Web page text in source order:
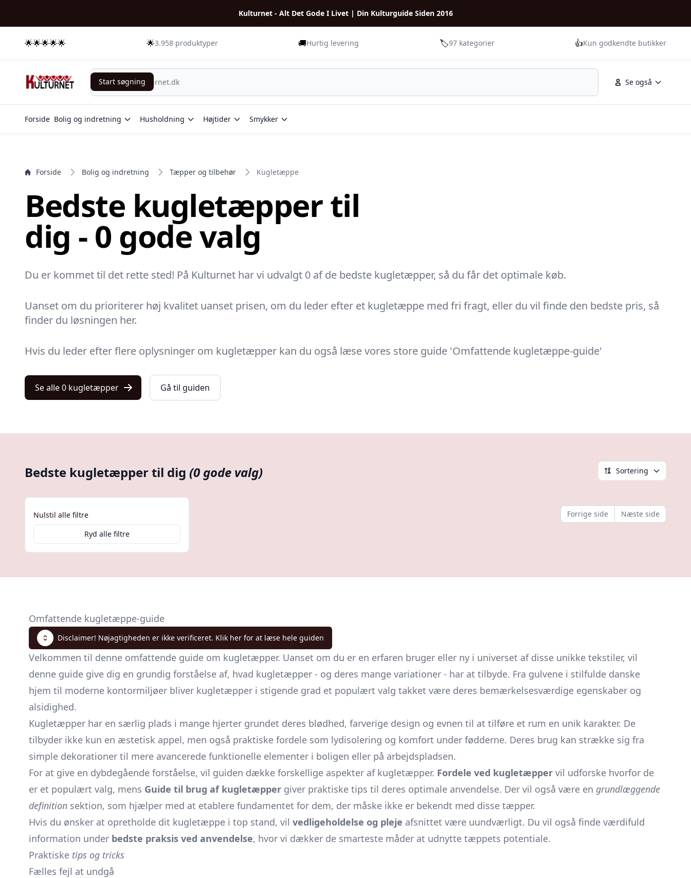
Kulturnet - Alt Det Gode I Livet | Din Kulturguide Siden 2016
🌟🌟🌟🌟🌟 🌟3.958 produktyper 🚚Hurtig levering 🏷️97 kategorier 👍Kun godkendte butikker
Se også
Start søgning
Start søgning
Forside Bolig og indretning Husholdning Højtider Smykker
Forside Bolig og indretning Tæpper og tilbehør Kugletæppe
Bedste kugletæpper til
dig - 0 gode valg
Du er kommet til det rette sted! På Kulturnet har vi udvalgt 0 af de bedste kugletæpper, så du får det optimale køb.
Uanset om du prioriterer høj kvalitet uanset prisen, om du leder efter et kugletæppe med fri fragt, eller du vil finde den bedste pris, så
finder du løsningen her.
Hvis du leder efter flere oplysninger om kugletæpper kan du også læse vores store guide 'Omfattende kugletæppe-guide'
Se alle 0 kugletæpper Gå til guiden
Bedste kugletæpper til dig (0 gode valg) Sortering
Nulstil alle filtre
Ryd alle filtre
Forrige side Næste side
Omfattende kugletæppe-guide
Disclaimer! Nøjagtigheden er ikke verificeret. Klik her for at læse hele guiden
Velkommen til denne omfattende guide om kugletæpper. Uanset om du er en erfaren bruger eller ny i universet af disse unikke tekstiler, vil
denne guide give dig en grundig forståelse af, hvad kugletæpper - og deres mange variationer - har at tilbyde. Fra gulvene i stilfulde danske
hjem til moderne kontormiljøer bliver kugletæpper i stigende grad et populært valg takket være deres bemærkelsesværdige egenskaber og
alsidighed.
Kugletæpper har en særlig plads i mange hjerter grundet deres blødhed, farverige design og evnen til at tilføre et rum en unik karakter. De
tilbyder ikke kun en æstetisk appel, men også praktiske fordele som lydisolering og komfort under fødderne. Deres brug kan strække sig fra
simple dekorationer til mere avancerede funktionelle elementer i boligen eller på arbejdspladsen.
For at give en dybdegående forståelse, vil guiden dække forskellige aspekter af kugletæpper. Fordele ved kugletæpper vil udforske hvorfor de
er et populært valg, mens Guide til brug af kugletæpper giver praktiske tips til deres optimale anvendelse. Der vil også være en grundlæggende
definition sektion, som hjælper med at etablere fundamentet for dem, der måske ikke er bekendt med disse tæpper.
Hvis du ønsker at opretholde dit kugletæppe i top stand, vil vedligeholdelse og pleje afsnittet være uundværligt. Du vil også finde værdifuld
information under bedste praksis ved anvendelse, hvor vi dækker de smarteste måder at udnytte tæppets potentiale.
Praktiske tips og tricks
Fælles fejl at undgå